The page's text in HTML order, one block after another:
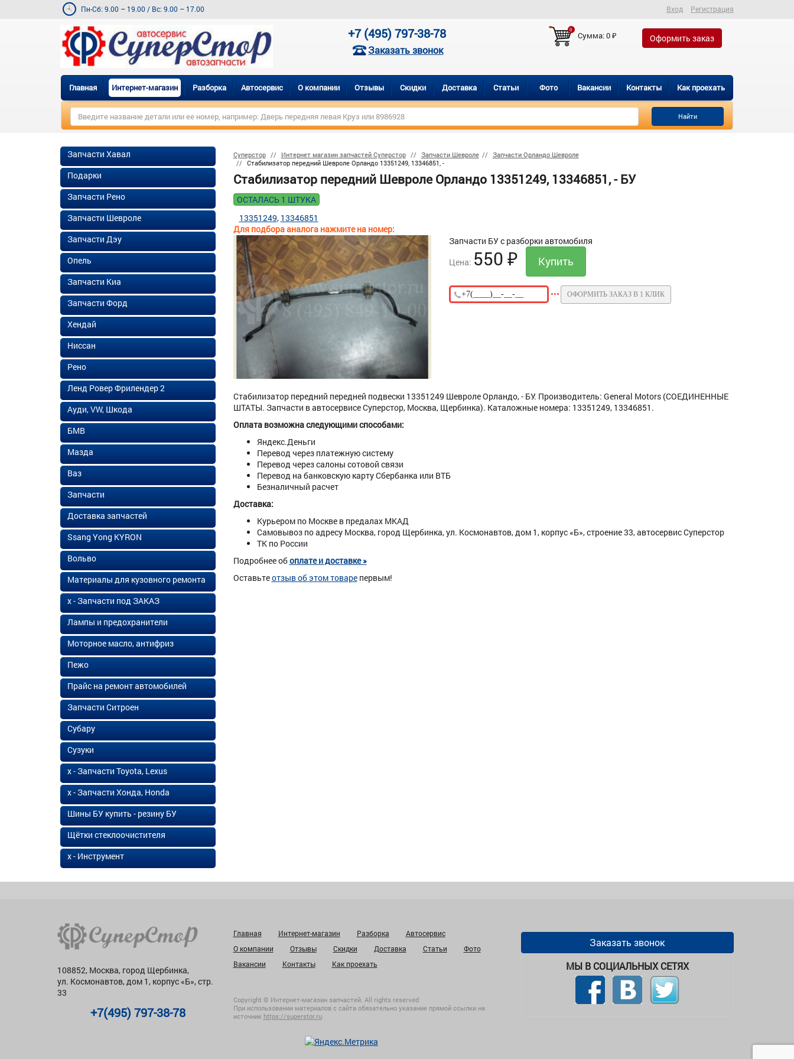
Пн-Сб: 9.00 – 19.00 / Вс: 9.00 – 17.00 Вход Регистрация
+7 (495) 797-38-78
Заказать звонок
0
Сумма:0₽ Оформить заказ
Главная Интернет-магазин Разборка Автосервис О компании Отзывы Скидки Доставка Статьи Фото Вакансии Контакты Как проехать
Найти
Суперстор Интернет магазин запчастей Суперстор Запчасти Шевроле
Запчасти Орландо Шевроле
Стабилизатор передний Шевроле Орландо 13351249, 13346851, -
Стабилизатор передний Шевроле Орландо 13351249, 13346851, - БУ
ОСТАЛАСЬ 1 ШТУКА
Для подбора аналога нажмите на номер:
13351249 13346851
Запчасти БУ с разборки автомобиля
Цена: 550₽
ОФОРМИТЬ ЗАКАЗ В 1 КЛИК
Стабилизатор передний передней подвески 13351249 Шевроле Орландо, - БУ. Производитель: General Motors (СОЕДИНЕННЫЕ
ШТАТЫ. Запчасти в автосервисе Суперстор, Москва, Щербинка). Каталожные номера: 13351249, 13346851.
Оплата возможна следующими способами:
Яндекс.Деньги
Перевод через платежную систему
Перевод через салоны сотовой связи
Перевод на банковскую карту Сбербанка или ВТБ
Безналичный расчет
Доставка:
Курьером по Москве в предалах МКАД
Самовывоз по адресу Москва, город Щербинка, ул. Космонавтов, дом 1, корпус «Б», строение 33, автосервис Суперстор
ТК по России
Подробнее обоплате и доставке »
Оставьтеотзыв об этом товарепервым!
Запчасти Хавал
Подарки
Запчасти Рено
Запчасти Шевроле
Запчасти Дэу
Опель
Запчасти Киа
Запчасти Форд
Хендай
Ниссан
Рено
Ленд Ровер Фрилендер 2
Ауди, VW, Шкода
БМВ
Мазда
Ваз
Запчасти
Доставка запчастей
Ssang Yong KYRON
Вольво
Материалы для кузовного ремонта
х - Запчасти под ЗАКАЗ
Лампы и предохранители
Моторное масло, антифриз
Пежо
Прайс на ремонт автомобилей
Запчасти Ситроен
Субару
Сузуки
х - Запчасти Toyota, Lexus
х - Запчасти Хонда, Honda
Шины БУ купить - резину БУ
Щётки стеклоочистителя
х - Инструмент
108852, Москва, город Щербинка,
ул. Космонавтов, дом 1, корпус «Б», стр.
33
+7(495) 797-38-78
Главная Интернет-магазин Разборка
Автосервис
О компании
Отзывы Скидки Доставка Статьи
Фото
Вакансии
Контакты Как проехать
Copyright © Интернет-магазин запчастей. All rights reserved
При использовании материалов с сайта обязательно указание прямой ссылки на
источник https://superstor.ru.
Заказать звонок
МЫ В СОЦИАЛЬНЫХ СЕТЯХ